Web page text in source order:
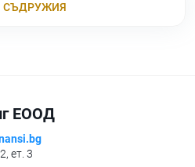
СЪДРУЖИЯ
ЕООД
ет. 3